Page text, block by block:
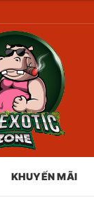
KHUYẾN MÃI